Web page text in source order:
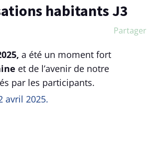
habitants J3
Partager
a été un moment fort
et de l’avenir de notre
par les participants.
avril 2025.